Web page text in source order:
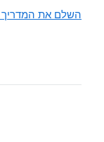
השלם את המדריך